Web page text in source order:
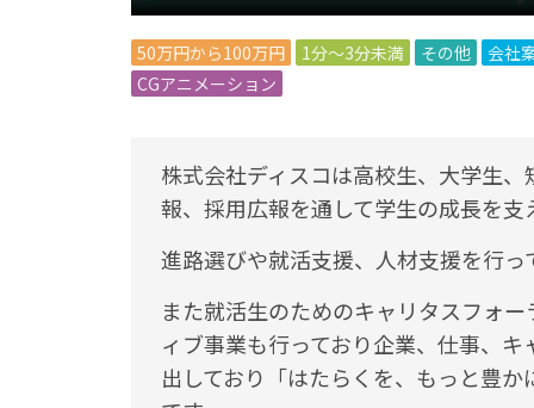
50万円から100万円 1分～3分未満 その他
会社
CGアニメーション
株式会社ディスコは高校生、大学生
報、採用広報を通して学生の成長を支
進路選びや就活支援、人材支援を行っ
また就活生のためのキャリタスフォ
ィブ事業も行っており企業、仕事、
出しており「はたらくを、もっと豊